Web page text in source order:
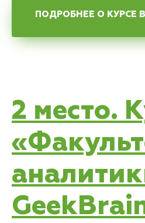
ПОДРОБНЕЕ О КУРСЕ
2 место.